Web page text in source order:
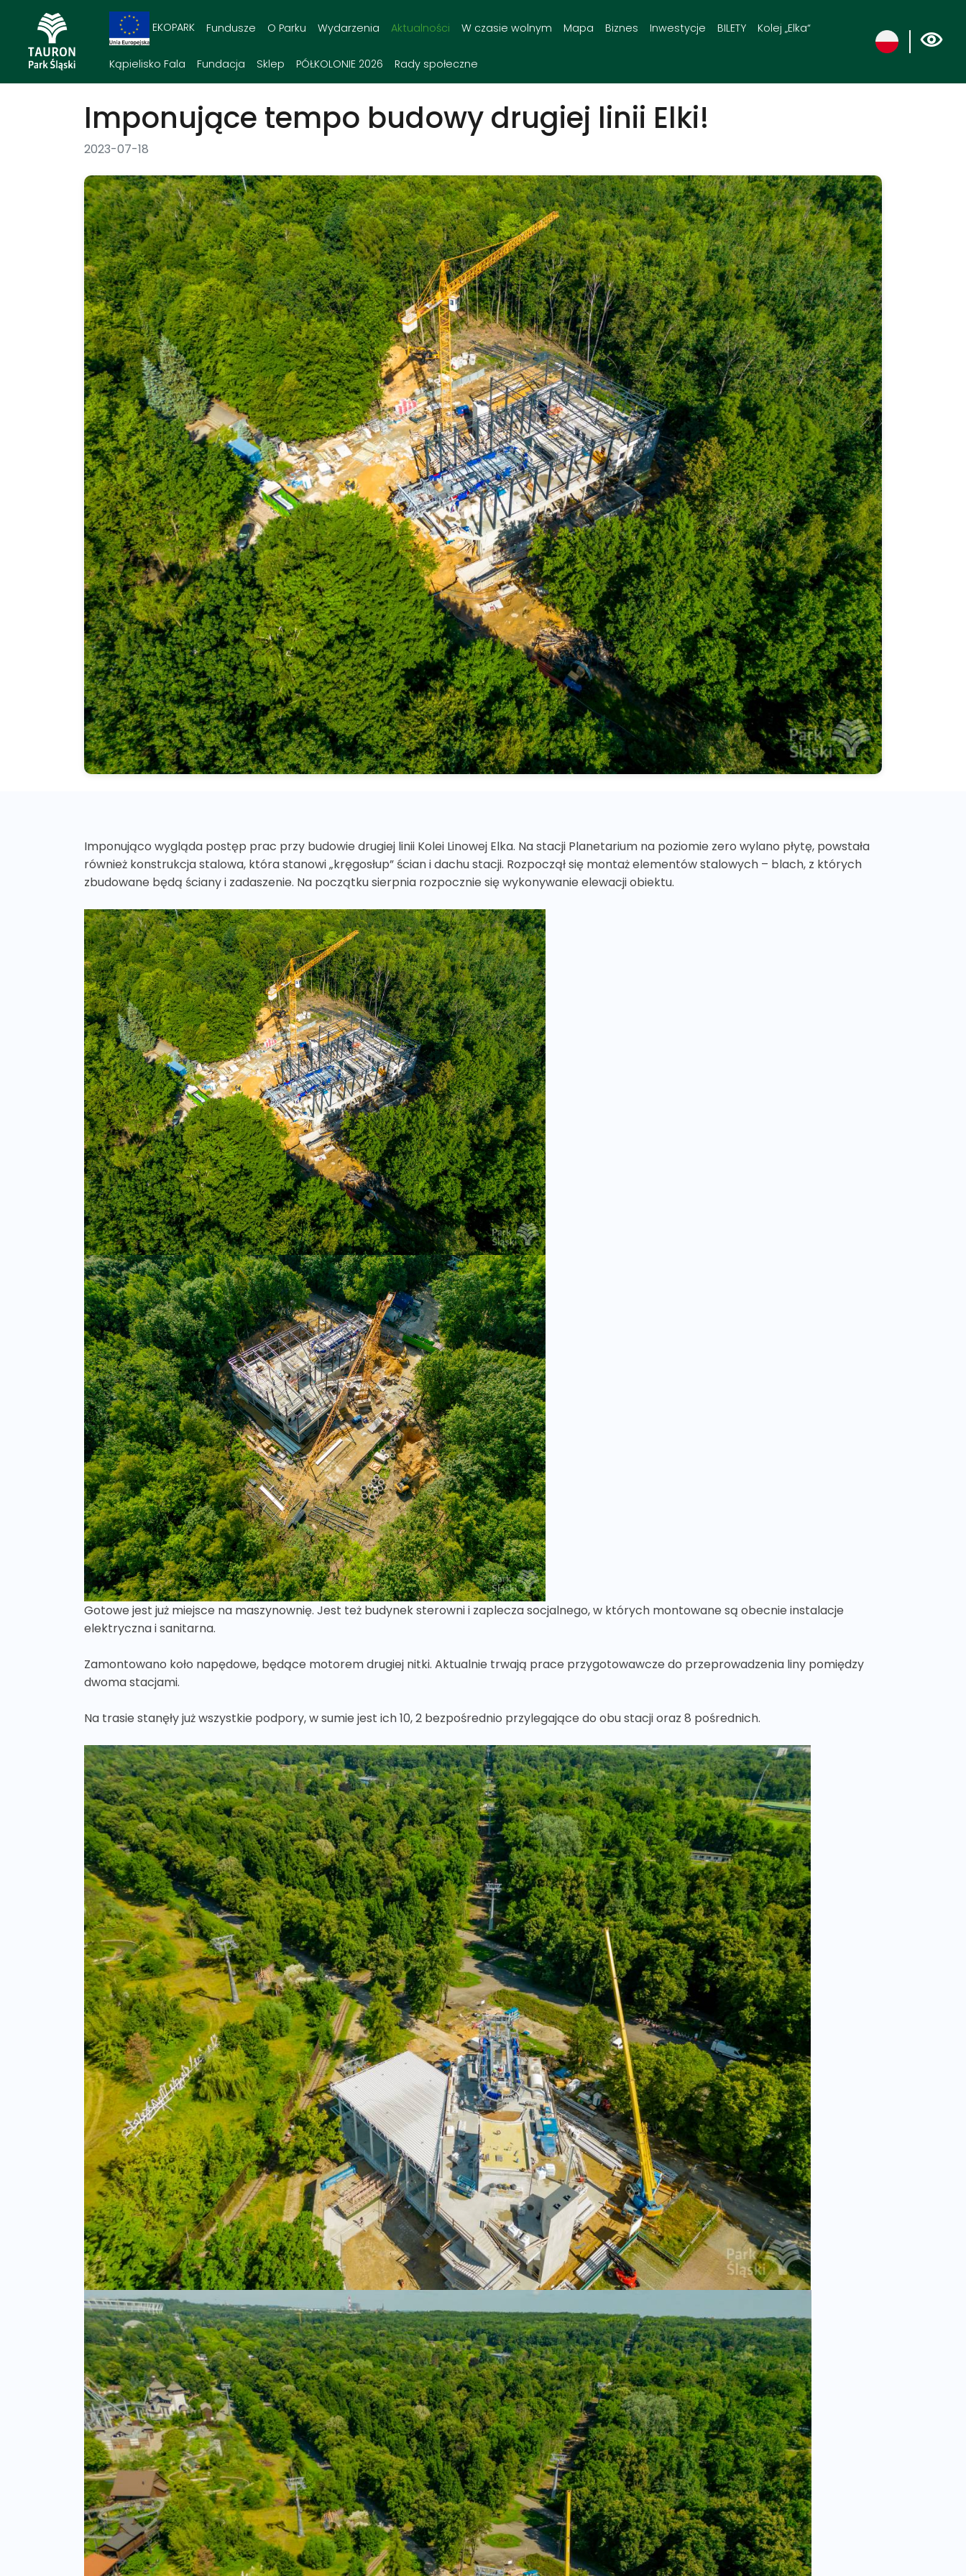
EKOPARK Fundusze O Parku Wydarzenia Aktualności W czasie wolnym Mapa Biznes Inwestycje BILETY Kolej „Elka“
Kąpielisko Fala Fundacja Sklep PÓŁKOLONIE 2026 Rady społeczne
Imponujące tempo budowy drugiej linii Elki!
2023-07-18
Imponująco wygląda postęp prac przy budowie drugiej linii Kolei Linowej Elka. Na stacji Planetarium na poziomie zero wylano płytę, powstała
również konstrukcja stalowa, która stanowi „kręgosłup” ścian i dachu stacji. Rozpoczął się montaż elementów stalowych – blach, z których
zbudowane będą ściany i zadaszenie. Na początku sierpnia rozpocznie się wykonywanie elewacji obiektu.
Gotowe jest już miejsce na maszynownię. Jest też budynek sterowni i zaplecza socjalnego, w których montowane są obecnie instalacje
elektryczna i sanitarna.
Zamontowano koło napędowe, będące motorem drugiej nitki. Aktualnie trwają prace przygotowawcze do przeprowadzenia liny pomiędzy
dwoma stacjami.
Na trasie stanęły już wszystkie podpory, w sumie jest ich 10,2 bezpośrednio przylegające do obu stacji oraz 8 pośrednich.